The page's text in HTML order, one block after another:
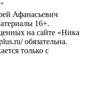
Афанасьевич
16+.
на сайте «Ника
обязательна.
только с